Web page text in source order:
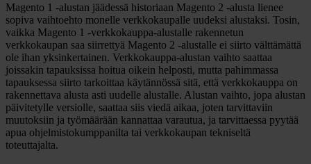
Magento 1 -alustan jäädessä historiaan Magento 2 -alusta lienee
sopiva vaihtoehto monelle verkkokaupalle uudeksi alustaksi. Tosin,
vaikka Magento 1 -verkkokauppa-alustalle rakennetun
verkkokaupan saa siirrettyä Magento 2 -alustalle ei siirto välttämättä
ole ihan yksinkertainen. Verkkokauppa-alustan vaihto saattaa
joissakin tapauksissa hoitua oikein helposti, mutta pahimmassa
tapauksessa siirto tarkoittaa käytännössä sitä, että verkkokauppa on
rakennettava alusta asti uudelle alustalle. Alustan vaihto, jopa alustan
päivitetylle versiolle, saattaa siis viedä aikaa, joten tarvittaviin
muutoksiin ja työmäärään kannattaa varautua, ja tarvittaessa pyytää
apua ohjelmistokumppanilta tai verkkokaupan tekniseltä
toteuttajalta.